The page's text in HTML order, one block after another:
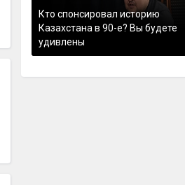
Кто спонсировал историю
Казахстана в 90-е? Вы будете
удивлены